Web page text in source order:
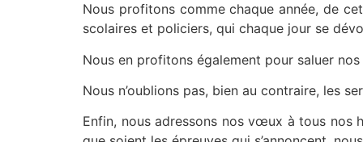
Nous profitons comme chaque année, de
scolaires et policiers, qui chaque jour se
Nous en profitons également pour saluer
Nous n’oublions pas, bien au contraire, les
Enfin, nous adressons nos vœux à tous nos